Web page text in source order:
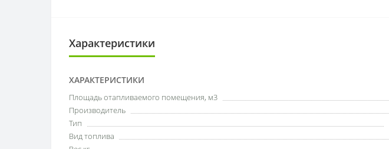
Характеристики
ХАРАКТЕРИСТИКИ
Площадь отапливаемого помещения, м3
Производитель
Тип
Вид топлива